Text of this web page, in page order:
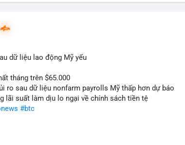
dữ liệu lao động Mỹ yếu
tháng trên $65.000
ro sau dữ liệu nonfarm payrolls Mỹ thấp hơn dự báo
lãi suất làm dịu lo ngại về chính sách tiền tệ
#btc